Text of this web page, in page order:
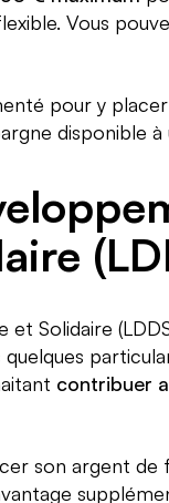
Vous
pour y
disponible
Solidaire
contribuer
son argent de